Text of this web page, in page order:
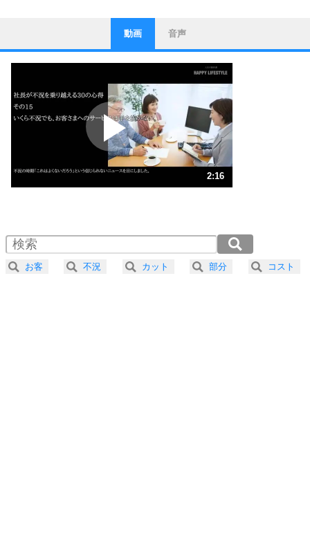
1
ストレス対策
他人と比べない。
いっそのこと、他人を見ない。
いらいらしない人になる30の方法
プラス思考
ポジティブになれない原因は、行動しないから。
ポジティブ思考になる30の方法
ストレス対策
人生、なんとかなるもの。
気楽に生きる30の方法
4 器の大きい人は、怒りを優しさで表現する。
プラス思考
動画 音声
2:16
2.0倍速 （268KB 1分8秒）
2.5倍速 （215KB 54秒）
3.0倍速 （179KB 45秒）
お客 不況 カット 部分 コスト